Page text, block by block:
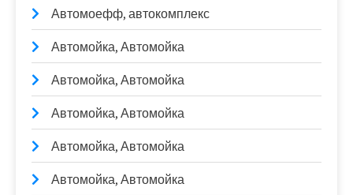
Автомоефф, автокомплекс
Автомойка, Автомойка
Автомойка, Автомойка
Автомойка, Автомойка
Автомойка, Автомойка
Автомойка, Автомойка